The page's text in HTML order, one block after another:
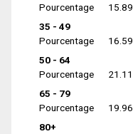
Pourcentage
15.89
35 - 49
Pourcentage
16.59
50 - 64
Pourcentage
21.11
65 - 79
Pourcentage
19.96
80+